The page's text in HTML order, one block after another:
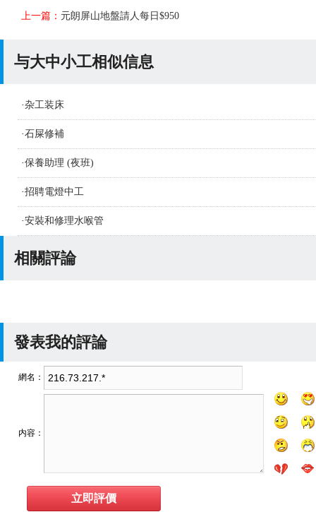
上一篇： 元朗屏山地盤請人每日$950
与大中小工相似信息
·杂工装床
·石屎修補
·保養助理 (夜班)
·招聘電燈中工
·安裝和修理水喉管
相關評論
發表我的評論
網名：
内容：